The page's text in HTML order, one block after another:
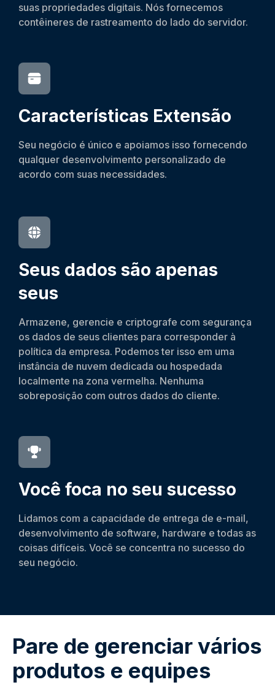
suas propriedades digitais. Nós fornecemos
contêineres de rastreamento do lado do servidor.
Características Extensão
Seu negócio é único e apoiamos isso fornecendo
qualquer desenvolvimento personalizado de
acordo com suas necessidades.
Seus dados são apenas
seus
Armazene, gerencie e criptografe com segurança
os dados de seus clientes para corresponder à
política da empresa. Podemos ter isso em uma
instância de nuvem dedicada ou hospedada
localmente na zona vermelha. Nenhuma
sobreposição com outros dados do cliente.
Você foca no seu sucesso
Lidamos com a capacidade de entrega de e-mail,
desenvolvimento de software, hardware e todas as
coisas difíceis. Você se concentra no sucesso do
seu negócio.
Pare de gerenciar vários
produtos e equipes